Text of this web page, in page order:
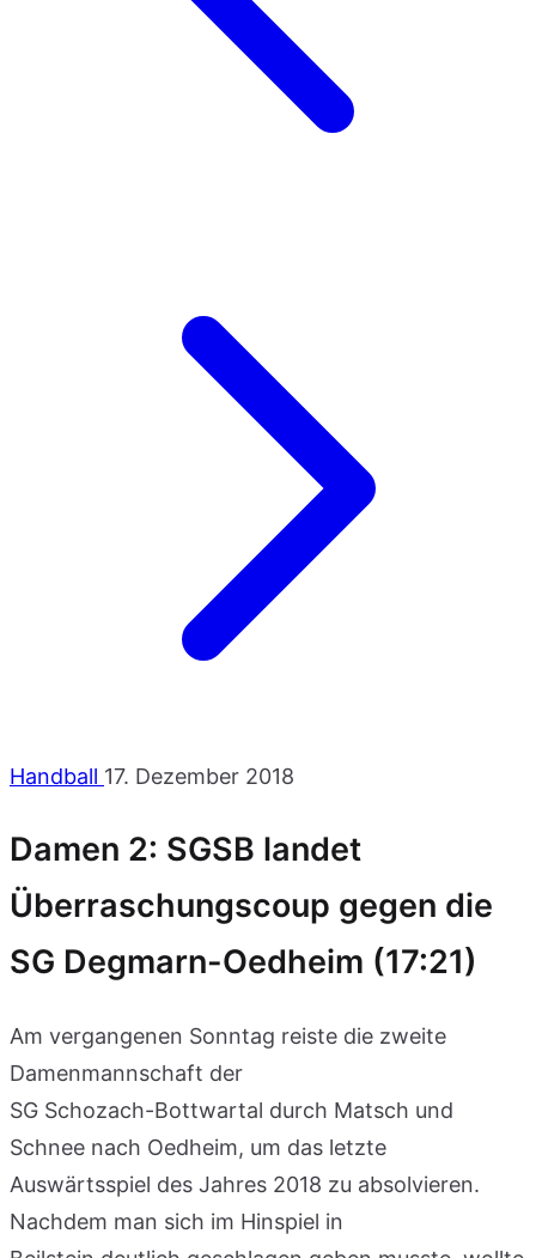
Handball 17. Dezember 2018
Damen 2: SGSB landet
Überraschungscoup gegen die
SG Degmarn-Oedheim (17:21)
Am vergangenen Sonntag reiste die zweite
Damenmannschaft der
SG Schozach-Bottwartal durch Matsch und
Schnee nach Oedheim, um das letzte
Auswärtsspiel des Jahres 2018 zu absolvieren.
Nachdem man sich im Hinspiel in